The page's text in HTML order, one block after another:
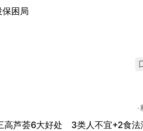
保困局
高芦荟6大好处 3类人不宜+2食法